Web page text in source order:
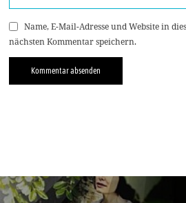
Name, E-Mail-Adresse und Website in
nächsten Kommentar speichern.